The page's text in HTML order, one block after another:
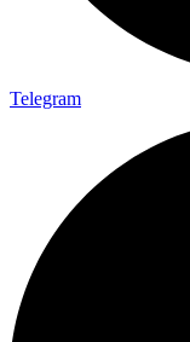
Telegram